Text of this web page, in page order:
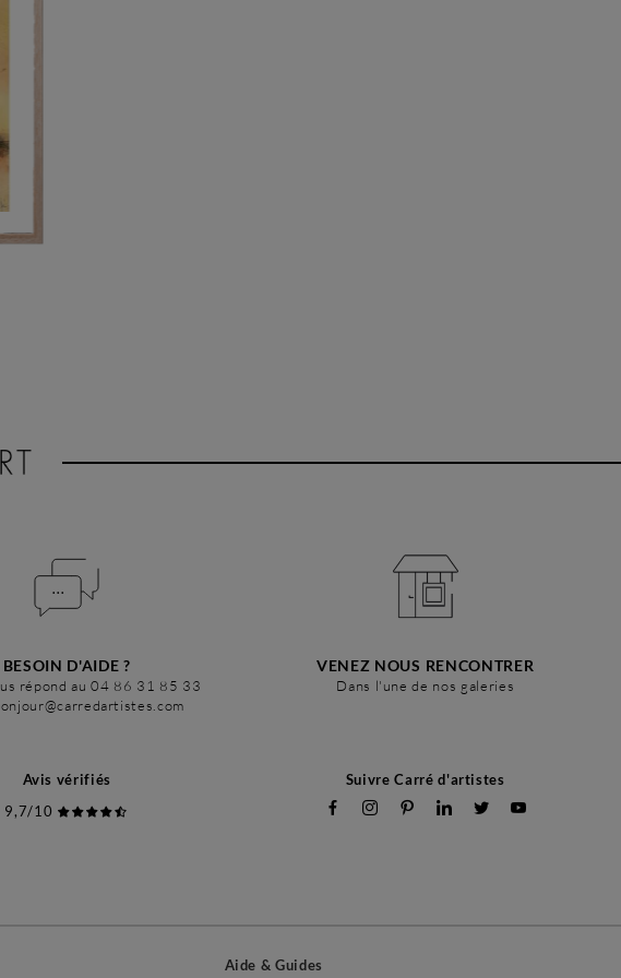
BESOIN D'AIDE ?
répond au 04 86 31 85 33
VENEZ NOUS RENCONTRER
Dans l'une de nos galeries
Avis vérifiés
9,7/10
Suivre Carré d'artistes
Aide & Guides